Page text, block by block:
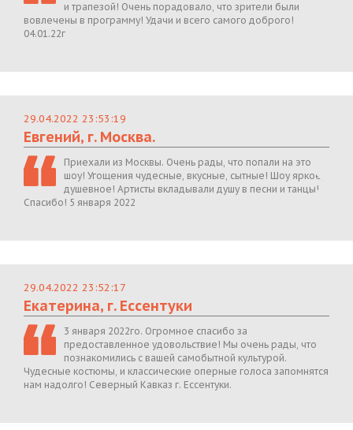
и трапезой! Очень порадовало, что зрители были
вовлечены в программу! Удачи и всего самого доброго!
04.01.22г
29.04.2022 23:53:19
Евгений, г. Москва.
Приехали из Москвы. Очень рады, что попали на это
шоу! Угощения чудесные, вкусные, сытные! Шоу яркое,
душевное! Артисты вкладывали душу в песни и танцы!
Спасибо! 5 января 2022
29.04.2022 23:52:17
Екатерина, г. Ессентуки
3 января 2022го. Огромное спасибо за
предоставленное удовольствие! Мы очень рады, что
познакомились с вашей самобытной культурой.
Чудесные костюмы, и классические оперные голоса запомнятся
нам надолго! Северный Кавказ г. Ессентуки.